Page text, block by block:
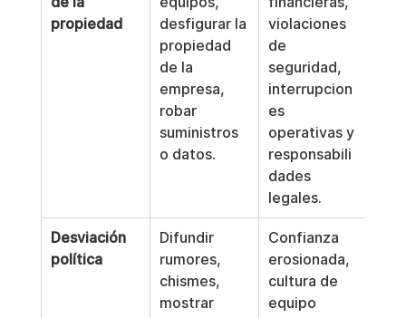
propiedad
desfigurar la
propiedad
de la
empresa,
robar
suministros
o datos.
violaciones
de
seguridad,
interrupcion
es
operativas y
responsabili
dades
legales.
Desviación
política
Difundir
rumores,
chismes,
mostrar
Confianza
erosionada,
cultura de
equipo